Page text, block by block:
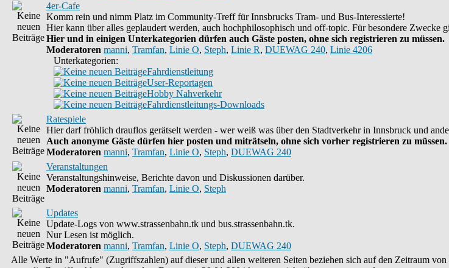
4er-Cafe
Komm rein und nimm Platz im Community-Treff für Innsbrucks Tram- und Bus-Interessierte!
Hier kann über alles geplaudert werden, auch hochphilosophisch und off-topic. Für besondere Zwecke
Hier und in einigen Unterkategorien dürfen auch Gäste posten, ohne sich registrieren zu müssen.
Moderatoren manni, Tramfan, Linie O, Steph, Linie R, DUEWAG 240, Linie 4206
Unterkategorien:
Fahrdienstleitung
User-Reportagen
Hobby Nahverkehr
Fahrdienstleitungs-Downloads
Ratespiele
Hier darf fröhlich drauflos gerätselt werden - wer weiß was über den Stadtverkehr in Innsbruck und
Auch anonyme Gäste dürfen hier posten und miträtseln, ohne sich vorher registrieren zu müssen.
Moderatoren manni, Tramfan, Linie O, Steph, DUEWAG 240
Veranstaltungen
Veranstaltungshinweise, Berichte davon und Diskussionen darüber.
Moderatoren manni, Tramfan, Linie O, Steph
Updates
Update-Logs von www.strassenbahn.tk und bus.strassenbahn.tk.
Nur Lesen ist möglich.
Moderatoren manni, Tramfan, Linie O, Steph, DUEWAG 240
Alle Werte in "Aufrufe" (Zugriffszahlen) auf dieser und allen weiteren Seiten beziehen sich auf den Zeitraum